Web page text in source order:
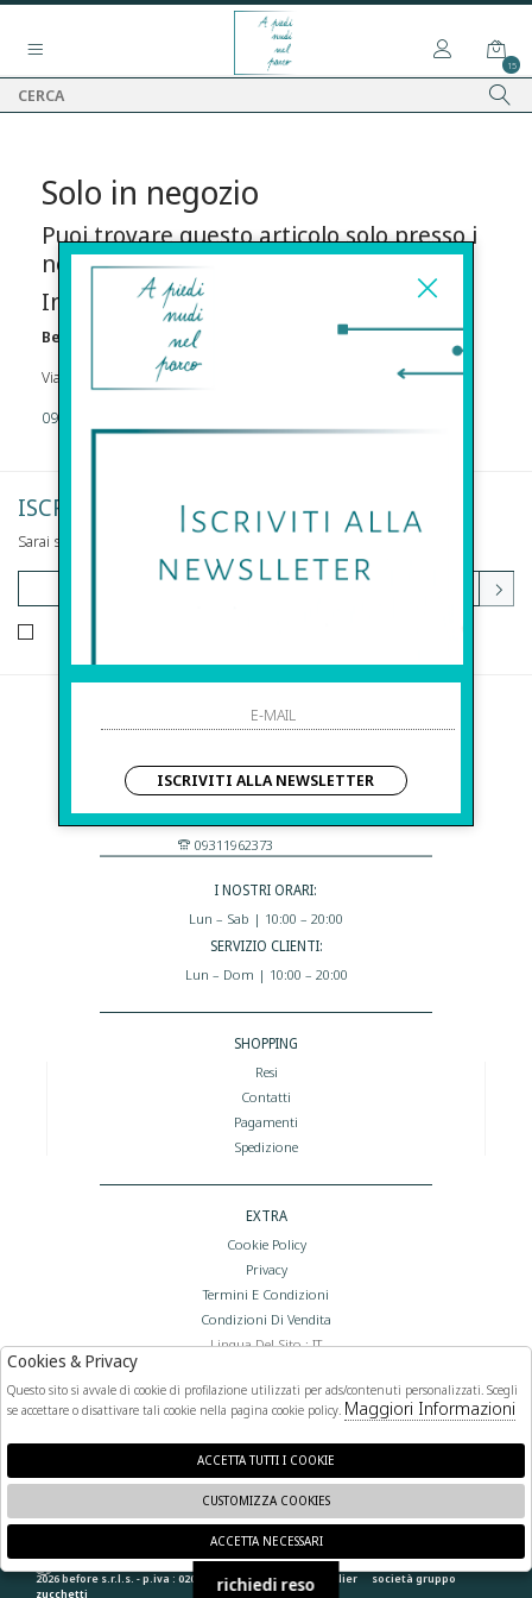
15
Solo in negozio
Puoi trovare questo articolo solo presso i
nostri punti vendita:
Info contatti
Before s.r.l.s.
Via Della Maestranza , 23 96100 Siracusa
09311962373
ISCRIVITI ALLA NEWSLETTER
Sarai sempre aggiornato su offerte e promozioni.
Before S.r.l.s.
Via Della Maestranza , 23
96100 Siracusa - Italia
Eshop@apiedinudinelparcoboutique.com
09311962373
I NOSTRI ORARI:
Lun – Sab | 10:00 – 20:00
SERVIZIO CLIENTI:
Lun – Dom | 10:00 – 20:00
SHOPPING
Resi
Contatti
Pagamenti
Spedizione
EXTRA
Cookie Policy
Privacy
Termini E Condizioni
Condizioni Di Vendita
Lingua Del Sito : IT
FOLLOW US
2026 before s.r.l.s. - p.iva : 02066400892 powered by atelier società gruppo
zucchetti
🍪
ISCRIVITI ALLA NEWSLETTER
richiedi reso
Cookies & Privacy
Questo sito si avvale di cookie di profilazione utilizzati per ads/contenuti personalizzati. Scegli
se accettare o disattivare tali cookie nella pagina cookie policy. Maggiori Informazioni
ACCETTA TUTTI I COOKIE
CUSTOMIZZA COOKIES
ACCETTA NECESSARI